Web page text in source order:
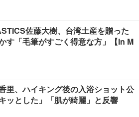
佐藤大樹、台湾土産を贈った
す「毛筆がすごく得意な方」【In M
里、ハイキング後の入浴ショット公
ッとした」「肌が綺麗」と反響